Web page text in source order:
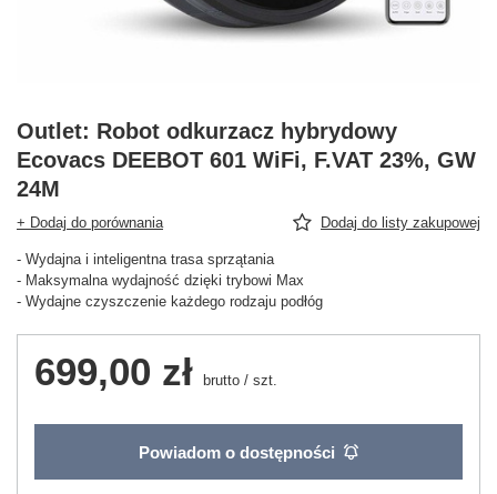
Outlet: Robot odkurzacz hybrydowy
Ecovacs DEEBOT 601 WiFi, F.VAT 23%, GW
24M
+ Dodaj do porównania Dodaj do listy zakupowej
- Wydajna i inteligentna trasa sprzątania
- Maksymalna wydajność dzięki trybowi Max
- Wydajne czyszczenie każdego rodzaju podłóg
699,00 zł brutto / szt.
Powiadom o dostępności